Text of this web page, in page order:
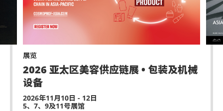
展览
2026 亚太区美容供应链展 • 包装及机械
设备
2026年11月10日 - 12日
5、7、9及11号展馆